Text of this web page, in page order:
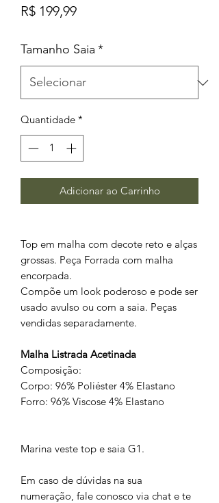
R$ 199,99Preço
Tamanho Saia *
Quantidade *
Adicionar ao Carrinho
Top em malha com decote reto e alças
grossas. Peça Forrada com malha
encorpada.
Compõe um look poderoso e pode ser
usado avulso ou com a saia. Peças
vendidas separadamente.
Malha Listrada Acetinada
Composição:
Corpo: 96% Poliéster 4% Elastano
Forro: 96% Viscose 4% Elastano
Marina veste top e saia G1.
Em caso de dúvidas na sua
numeração, fale conosco via chat e te